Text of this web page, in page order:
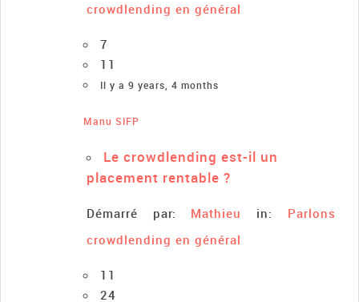
crowdlending en général
7
11
Il y a 9 years, 4 months
Manu SIFP
Le crowdlending est-il un
placement rentable ?
Démarré par: Mathieu in: Parlons
crowdlending en général
11
24